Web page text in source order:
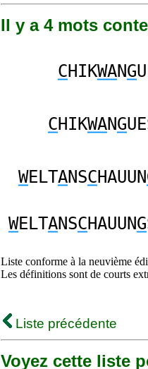
Il y a 4 mots
CHIKWANG
CHIKWANG
WELTANSCHAUUN
WELTANSCHAUUNG
Liste conforme à la neuvième
Les définitions sont de courts
Liste précédente
Voyez cette liste